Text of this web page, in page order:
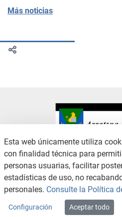
Más noticias
CONTACTO
CANAL DE DENUNCIAS
POLÍTICA DE COOKIES
Copyright © 2026 / Excmo. arratzua |
Esta web únicamente utiliza
con finalidad técnica para
personas usuarias, facilitar
estadísticas de uso, no
personales. Consulte la Política
Configuración Aceptar todo